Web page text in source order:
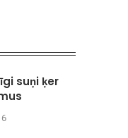
suņi ķer